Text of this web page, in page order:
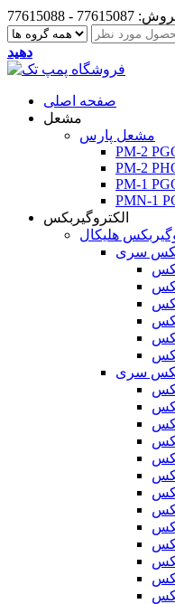
- 77615088
دهید
صفحه اصلی
مشعل
مشعل پارس
PM-2
PM-2
PM-1
PMN-1
الکتروگیربکس